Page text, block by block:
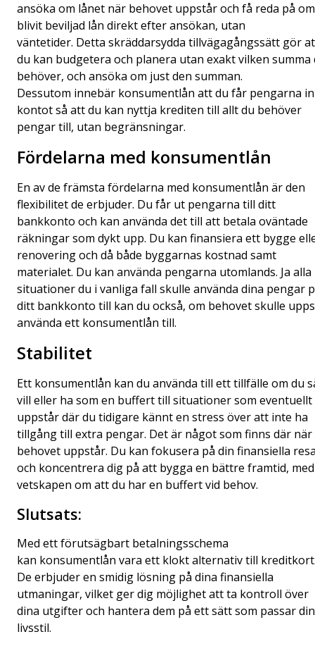
ansöka om lånet när behovet uppstår och få reda på
blivit beviljad lån direkt efter ansökan, utan
väntetider. Detta skräddarsydda tillvägagångssätt gör
du kan budgetera och planera utan exakt vilken summa
behöver, och ansöka om just den summan.
Dessutom innebär konsumentlån att du får pengarna
kontot så att du kan nyttja krediten till allt du behöver
pengar till, utan begränsningar.
Fördelarna med konsumentlån
En av de främsta fördelarna med konsumentlån är den
flexibilitet de erbjuder. Du får ut pengarna till ditt
bankkonto och kan använda det till att betala oväntade
räkningar som dykt upp. Du kan finansiera ett bygge
renovering och då både byggarnas kostnad samt
materialet. Du kan använda pengarna utomlands. Ja alla
situationer du i vanliga fall skulle använda dina pengar
ditt bankkonto till kan du också, om behovet skulle
använda ett konsumentlån till.
Stabilitet
Ett konsumentlån kan du använda till ett tillfälle om du
vill eller ha som en buffert till situationer som eventuellt
uppstår där du tidigare kännt en stress över att inte ha
tillgång till extra pengar. Det är något som finns där när
behovet uppstår. Du kan fokusera på din finansiella
och koncentrera dig på att bygga en bättre framtid, med
vetskapen om att du har en buffert vid behov.
Slutsats:
Med ett förutsägbart betalningsschema
kan konsumentlån vara ett klokt alternativ till
De erbjuder en smidig lösning på dina finansiella
utmaningar, vilket ger dig möjlighet att ta kontroll över
dina utgifter och hantera dem på ett sätt som passar din
livsstil.